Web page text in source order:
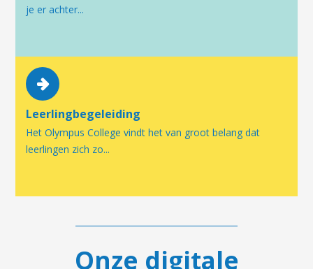
je er achter...
Leerlingbegeleiding
Het Olympus College vindt het van groot belang dat
leerlingen zich zo...
Onze digitale